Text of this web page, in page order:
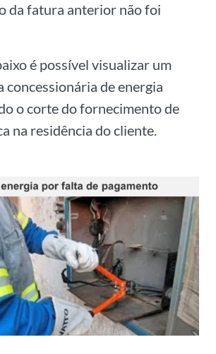
da fatura anterior não foi
é possível visualizar um
concessionária de energia
o corte do fornecimento de
na residência do cliente.